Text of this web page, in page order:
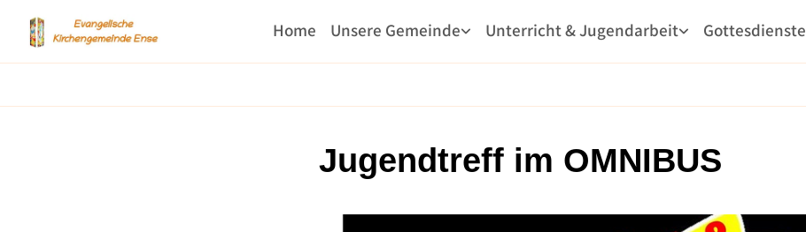
Home Unsere Gemeinde Unterricht & Jugendarbeit Gottesdienste
Jugendtreff im OMNIBUS